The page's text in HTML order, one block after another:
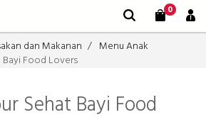
0
dan Makanan
Menu Anak
Bayi Food Lovers
Sehat Bayi Food